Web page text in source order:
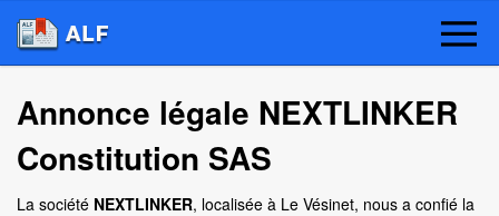
Annonce légale NEXTLINKER
Constitution SAS
La société NEXTLINKER, localisée à Le Vésinet, nous a confié la